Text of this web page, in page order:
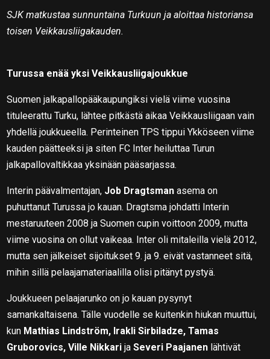
SJK matkustaa sunnuntaina Turkuun ja aloittaa historiansa
toisen Veikkausliigakauden.
Turussa enää yksi Veikkausliigajoukkue
Suomen jalkapallopääkaupungiksi vielä viime vuosina
tituleerattu Turku, lähtee pitkästä aikaa Veikkausliigaan vain
yhdellä joukkueella. Perinteinen TPS tippui Ykköseen viime
kauden päätteeksi ja siten FC Inter heiluttaa Turun
jalkapallovaltikkaa yksinään pääsarjassa.
Interin päävalmentajan, Job Dragtsman asema on
puhuttanut Turussa jo kauan. Dragtsma johdatti Interin
mestaruuteen 2008 ja Suomen cupin voittoon 2009, mutta
viime vuosina on ollut vaikeaa. Inter oli mitaleilla vielä 2012,
mutta sen jälkeiset sijoitukset 9. ja 9. eivät vastanneet sitä,
mihin sillä pelaajamateriaalilla olisi pitänyt pystyä.
Joukkueen pelaajarunko on jo kauan pysynyt
samankaltaisena. Tälle vuodelle se kuitenkin hiukan muuttui,
kun Mathias Lindström, Irakli Sirbiladze, Tamas
Gruborovics, Ville Nikkari jaSeveri Paajanen lähtivät